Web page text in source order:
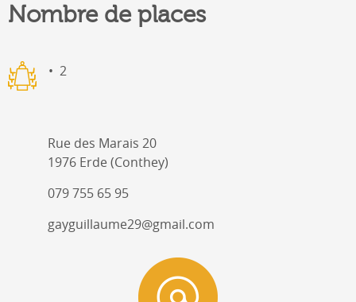
Nombre de places
2
Rue des Marais 20
1976 Erde (Conthey)
079 755 65 95
gayguillaume29@gmail.com